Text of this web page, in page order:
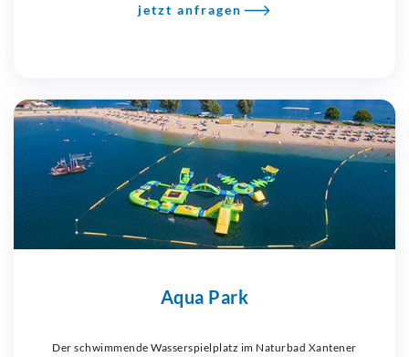
jetzt anfragen
Aqua Park
Der schwimmende Wasserspielplatz im Naturbad Xantener